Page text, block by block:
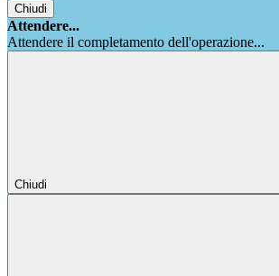
Chiudi
Attendere...
Attendere il completamento dell'operazione...
Chiudi